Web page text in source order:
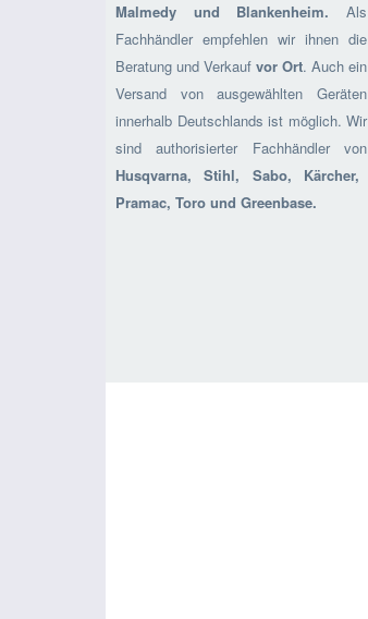
Malmedy und Blankenheim. Als
Fachhändler empfehlen wir ihnen die
Beratung und Verkauf vor Ort. Auch ein
Versand von ausgewählten Geräten
innerhalb Deutschlands ist möglich. Wir
sind authorisierter Fachhändler von
Husqvarna, Stihl, Sabo, Kärcher,
Pramac, Toro und Greenbase.